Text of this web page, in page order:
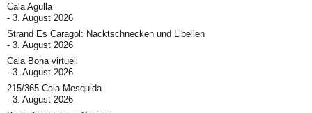
Cala Agulla
3. August 2026
Strand Es Caragol: Nacktschnecken und Libellen
3. August 2026
Cala Bona virtuell
3. August 2026
215/365 Cala Mesquida
3. August 2026